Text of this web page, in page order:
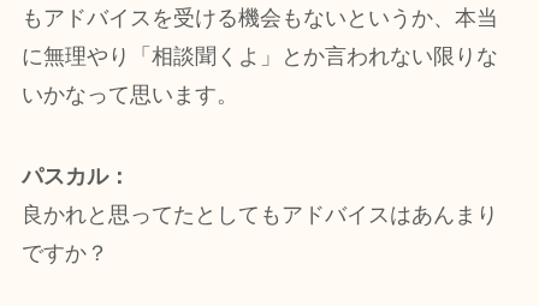
もアドバイスを受ける機会もないというか、本当
に無理やり「相談聞くよ」とか言われない限りな
いかなって思います。
パスカル：
良かれと思ってたとしてもアドバイスはあんまり
ですか？